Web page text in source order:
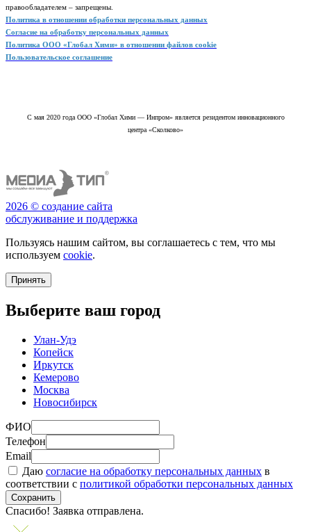
правообладателем – запрещены.
Политика в отношении обработки персональных данных
Согласие на обработку персональных данных
Политика ООО «Глобал Хими» в отношении файлов cookie
Пользовательское соглашение
С мая 2020 года ООО «Глобал Хими — Инпром» является резидентом инновационного
центра «Сколково»
2026 © создание сайта
обслуживание и поддержка
Пользуясь нашим сайтом, вы соглашаетесь с тем, что мы
используем cookie.
Принять
Выберите ваш город
Улан-Удэ
Копейск
Иркутск
Кемерово
Москва
Новосибирск
ФИО
Телефон
Email
Даю согласие на обработку персональных данных в
соответствии с политикой обработки персональных данных
Сохранить
Спасибо! Заявка отправлена.